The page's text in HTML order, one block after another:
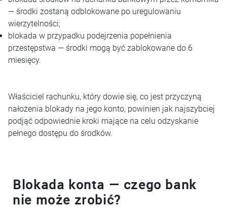
— środki zostaną odblokowane po uregulowaniu
wierzytelności;
blokada w przypadku podejrzenia popełnienia
przestępstwa — środki mogą być zablokowane do 6
miesięcy.
Właściciel rachunku, który dowie się, co jest przyczyną
nałożenia blokady na jego konto, powinien jak najszybciej
podjąć odpowiednie kroki mające na celu odzyskanie
pełnego dostępu do środków.
Blokada konta — czego bank
nie może zrobić?